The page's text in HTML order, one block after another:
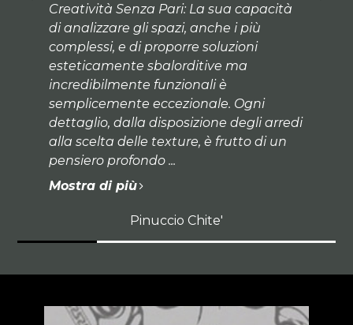
disponibilità uniche. In ogni fase del
lavoro è stato presente, generoso e
attento, trasformando un percorso che
spesso può essere stressante in
un’esperienza sorprendentemente
serena. L’impressione costante è stata
quella di essere accompagnati da
qualcuno che tiene davvero al risultato
e alla pe...
Mostra di più
Alex